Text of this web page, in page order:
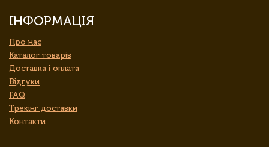
ІНФОРМАЦІЯ
Про нас
Каталог товарів
Доставка і оплата
Відгуки
FAQ
Трекінг доставки
Контакти